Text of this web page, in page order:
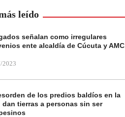
leído
señalan como irregulares
ente alcaldía de Cúcuta y AMC
2023
de los predios baldíos en la
dan tierras a personas sin ser